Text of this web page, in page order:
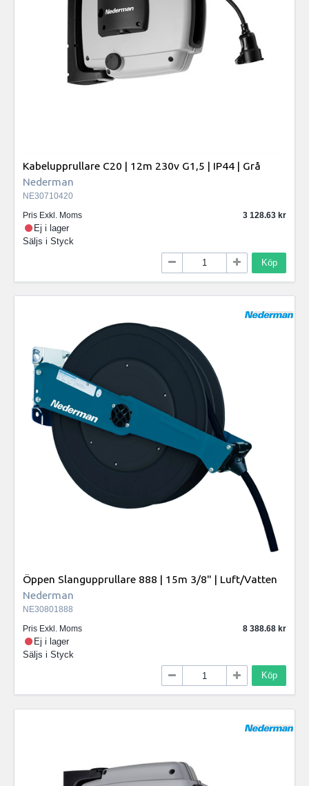
Kabelupprullare C20 | 12m 230v G1,5 | IP44 | Grå
Nederman
NE30710420
Pris Exkl. Moms
3 128.63
Ej i lager
Säljs i Styck
Köp
Öppen Slangupprullare 888 | 15m 3/8" | Luft/Vatten
Nederman
NE30801888
Pris Exkl. Moms
8 388.68
Ej i lager
Säljs i Styck
Köp